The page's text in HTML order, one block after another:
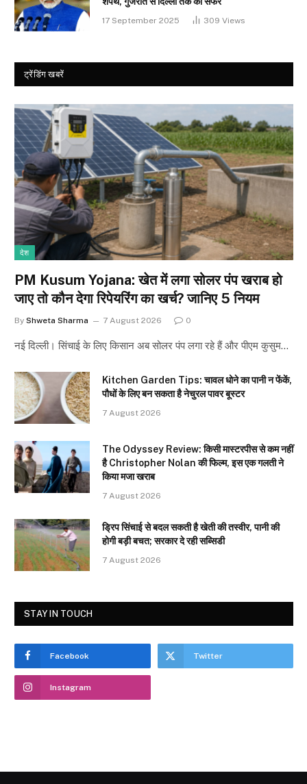
17 September 2025 309 Views
ट्रेंडिंग खबरें
देश
PM Kusum Yojana: खेत में लगा सोलर पंप खराब हो
जाए तो कौन देगा रिपेयरिंग का खर्च? जानिए 5 नियम
By Shweta Sharma 7 August 2026 0
नई दिल्ली। सिंचाई के लिए किसान अब सोलर पंप लगा रहे हैं और पीएम कुसुम…
Kitchen Garden Tips: चावल धोने का पानी न फेंकें,
पौधों के लिए बन सकता है नेचुरल पावर बूस्टर
7 August 2026
The Odyssey Review: किसी मास्टरपीस से कम नहीं
है Christopher Nolan की फिल्म, इस एक गलती ने
किया मजा खराब
7 August 2026
ड्रिप सिंचाई से बदल सकती है खेती की तस्वीर, पानी की
होगी बड़ी बचत; सरकार दे रही सब्सिडी
7 August 2026
STAY IN TOUCH
Facebook Twitter
Instagram